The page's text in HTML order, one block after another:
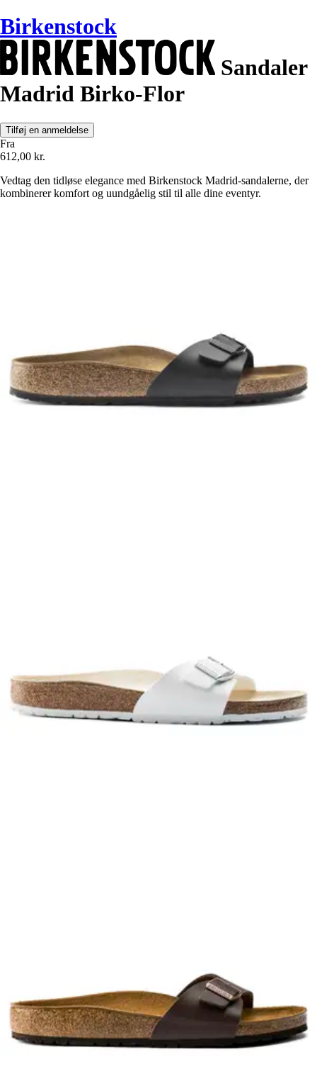
Birkenstock
Sandaler
Madrid Birko-Flor
Tilføj en anmeldelse
Fra
612,00 kr.
Vedtag den tidløse elegance med Birkenstock Madrid-sandalerne, der
kombinerer komfort og uundgåelig stil til alle dine eventyr.